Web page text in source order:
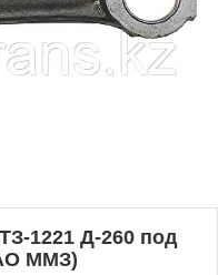
1221 Д-260 под
ММЗ)